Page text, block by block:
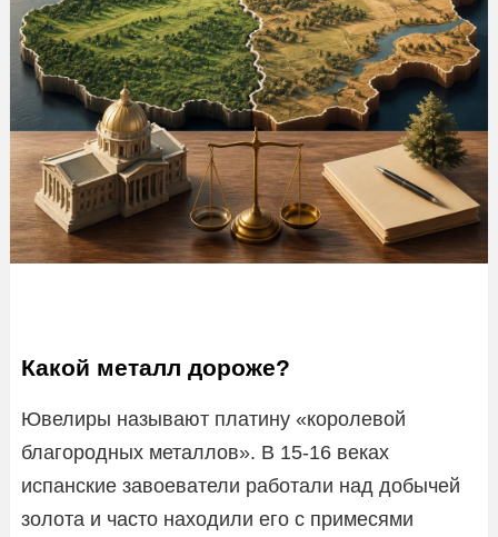
Какой металл дороже?
Ювелиры называют платину «королевой
благородных металлов». В 15-16 веках
испанские завоеватели работали над добычей
золота и часто находили его с примесями